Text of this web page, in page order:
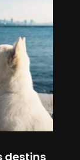
destins